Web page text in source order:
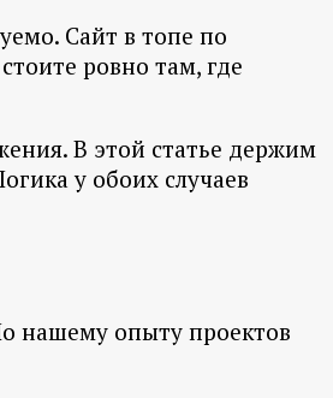
Сайт в топе по
ровно там, где
В этой статье держим
у обоих случаев
нашему опыту проектов